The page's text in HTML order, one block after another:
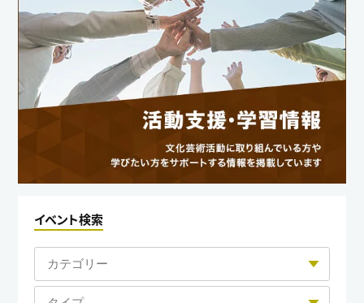
イベント検索